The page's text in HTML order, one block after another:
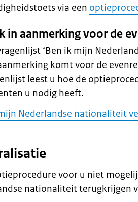
via een
in aanmerking voor de
‘Ben ik mijn
komt voor de
leest u hoe de
u nodig heeft.
Nederlandse nationaliteit
voor u niet
nationaliteit terugkrijgen